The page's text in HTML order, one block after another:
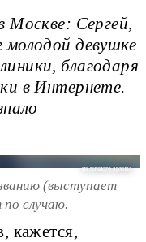
Москве: Сергей,
девушке
благодаря
в Интернете.
из личного архива
(выступает
случаю.
кажется,